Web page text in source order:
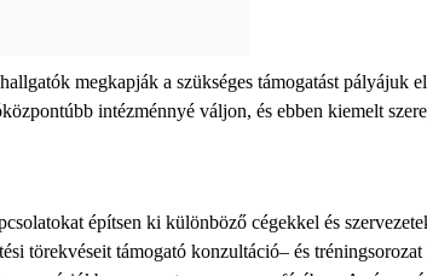
megkapják a szükséges támogatást pályájuk
intézménnyé váljon, és ebben kiemelt
építsen ki különböző cégekkel és
törekvéseit támogató konzultáció– és tréning